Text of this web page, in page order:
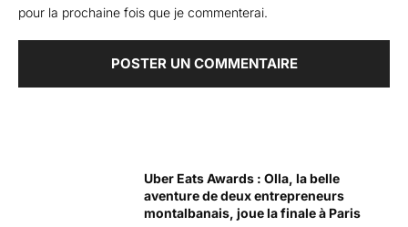
pour la prochaine fois que je commenterai.
Uber Eats Awards : Olla, la belle
aventure de deux entrepreneurs
montalbanais, joue la finale à Paris